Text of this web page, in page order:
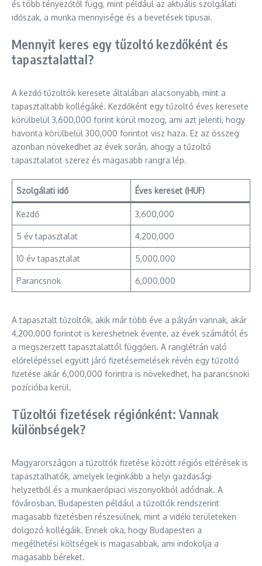
és több tényezőtől függ, mint például az aktuális szolgálati
időszak, a munka mennyisége és a bevetések tipusai.
Mennyit keres egy tűzoltó kezdőként és
tapasztalattal?
A kezdő tűzoltók keresete általában alacsonyabb, mint a
tapasztaltabb kollégáké. Kezdőként egy tűzoltó éves keresete
körülbelül 3,600,000 forint körül mozog, ami azt jelenti, hogy
havonta körülbelül 300,000 forintot visz haza. Ez az összeg
azonban növekedhet az évek során, ahogy a tűzoltó
tapasztalatot szerez és magasabb rangra lép.
Szolgálati idő Éves kereset (HUF)
Kezdő 3,600,000
5 év tapasztalat 4,200,000
10 év tapasztalat 5,000,000
Parancsnok 6,000,000
A tapasztalt tűzoltók, akik már több éve a pályán vannak, akár
4,200,000 forintot is kereshetnek évente, az évek számától és
a megszerzett tapasztalattól függően. A ranglétrán való
előrelépéssel együtt járó fizetésemelések révén egy tűzoltó
fizetése akár 6,000,000 forintra is növekedhet, ha parancsnoki
pozícióba kerül.
Tűzoltói fizetések régiónként: Vannak
különbségek?
Magyarországon a tűzoltók fizetése között régiós eltérések is
tapasztalhatók, amelyek leginkább a helyi gazdasági
helyzetből és a munkaerőpiaci viszonyokból adódnak. A
fővárosban, Budapesten például a tűzoltók rendszerint
magasabb fizetésben részesülnek, mint a vidéki területeken
dolgozó kollégáik. Ennek oka, hogy Budapesten a
megélhetési költségek is magasabbak, ami indokolja a
magasabb béreket.